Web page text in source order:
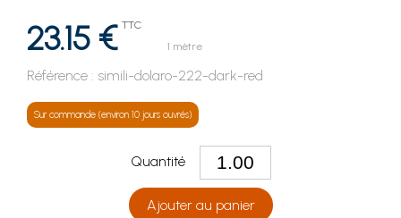
23.15 € TTC
1 mètre
Référence : simili-dolaro-222-dark-red
Sur commande (environ 10 jours ouvrés)
Quantité
Ajouter au panier